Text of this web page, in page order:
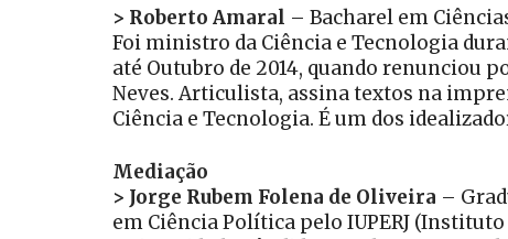
> Roberto Amaral – Bacharel em
Foi ministro da Ciência e Tecnologia
até Outubro de 2014, quando renunciou
Neves. Articulista, assina textos na
Ciência e Tecnologia. É um dos
Mediação
> Jorge Rubem Folena de Oliveira –
em Ciência Política pelo IUPERJ